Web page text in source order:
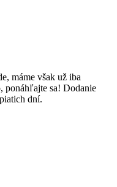
máme však už iba
ponáhľajte sa! Dodanie
dní.